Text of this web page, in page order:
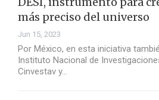
más preciso del universo
Jun 15, 2023
Por México, en esta iniciativa
Instituto Nacional de
Cinvestav y…